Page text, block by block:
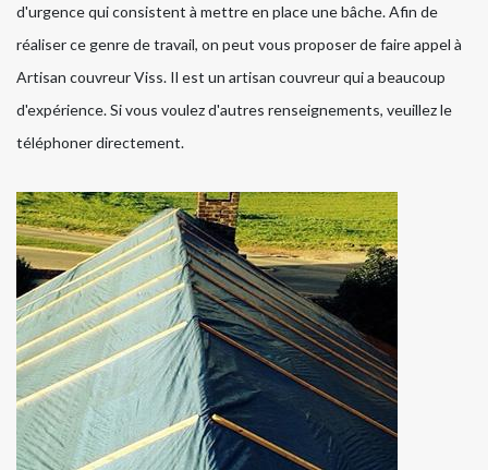
d'urgence qui consistent à mettre en place une bâche. Afin de
réaliser ce genre de travail, on peut vous proposer de faire appel à
Artisan couvreur Viss. Il est un artisan couvreur qui a beaucoup
d'expérience. Si vous voulez d'autres renseignements, veuillez le
téléphoner directement.